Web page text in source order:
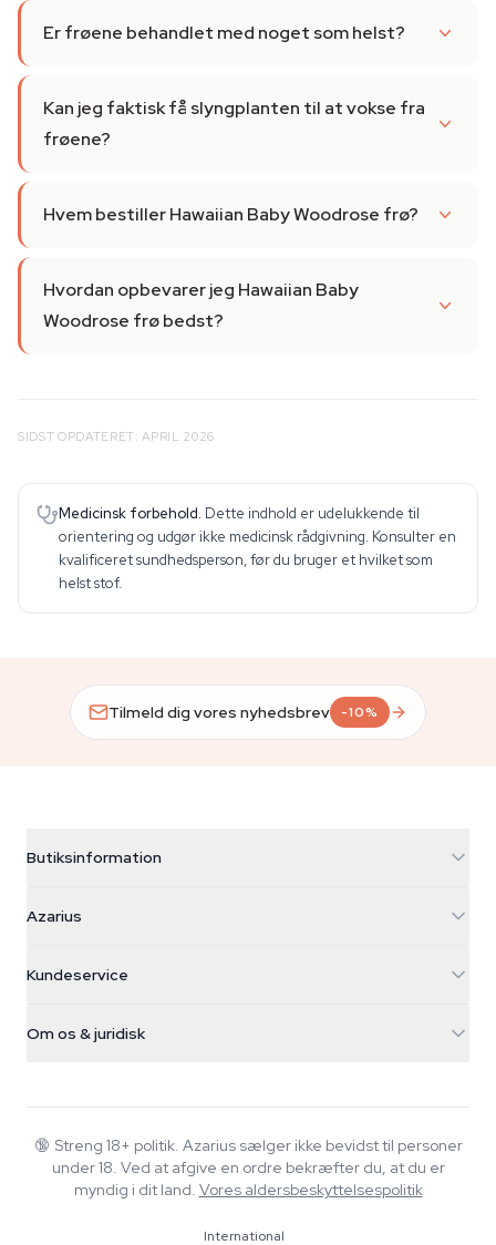
Er frøene behandlet med noget som helst?
Kan jeg faktisk få slyngplanten til at vokse fra
frøene?
Hvem bestiller Hawaiian Baby Woodrose frø?
Hvordan opbevarer jeg Hawaiian Baby
Woodrose frø bedst?
SIDST OPDATERET: APRIL 2026
Medicinsk forbehold. Dette indhold er udelukkende til
orientering og udgør ikke medicinsk rådgivning. Konsulter en
kvalificeret sundhedsperson, før du bruger et hvilket som
helst stof.
Tilmeld dig vores nyhedsbrev -10%
Butiksinformation
Galvaniweg 11
Nederland
+31(0)204897914
Azarius
Smokeshop
Kundeservice
Returpolitik
FAQ
Privatlivspolitik
Om os & juridisk
Wiki
Blog
Musik
🔞 Streng 18+ politik. Azarius sælger ikke bevidst til personer
under 18. Ved at afgive en ordre bekræfter du, at du er
myndig i dit land. Vores aldersbeskyttelsespolitik
International